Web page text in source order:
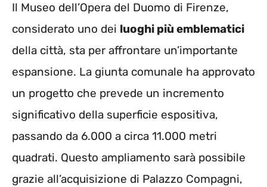
Il Museo dell’Opera del Duomo di Firenze,
considerato uno dei luoghi più emblematici
della città, sta per affrontare un’importante
espansione. La giunta comunale ha approvato
un progetto che prevede un incremento
significativo della superficie espositiva,
passando da 6.000 a circa 11.000 metri
quadrati. Questo ampliamento sarà possibile
grazie all’acquisizione di Palazzo Compagni,